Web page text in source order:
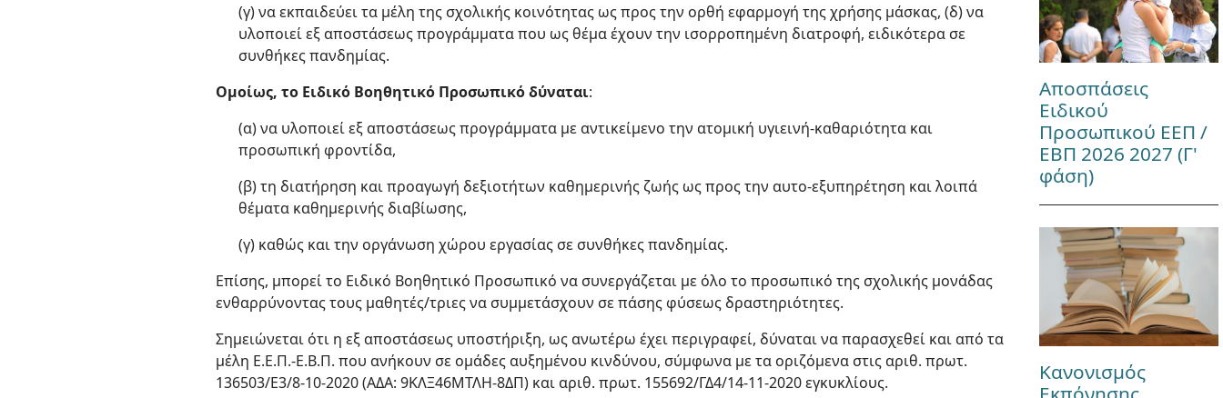
(γ) να εκπαιδεύει τα μέλη της σχολικής κοινότητας ως προς την ορθή εφαρμογή της χρήσης μάσκας, (δ) να
υλοποιεί εξ αποστάσεως προγράμματα που ως θέμα έχουν την ισορροπημένη διατροφή, ειδικότερα σε
συνθήκες πανδημίας.
Ομοίως, το Ειδικό Βοηθητικό Προσωπικό δύναται:
(α) να υλοποιεί εξ αποστάσεως προγράμματα με αντικείμενο την ατομική υγιεινή-καθαριότητα και
προσωπική φροντίδα,
(β) τη διατήρηση και προαγωγή δεξιοτήτων καθημερινής ζωής ως προς την αυτο-εξυπηρέτηση και λοιπά
θέματα καθημερινής διαβίωσης,
(γ) καθώς και την οργάνωση χώρου εργασίας σε συνθήκες πανδημίας.
Επίσης, μπορεί το Ειδικό Βοηθητικό Προσωπικό να συνεργάζεται με όλο το προσωπικό της σχολικής μονάδας
ενθαρρύνοντας τους μαθητές/τριες να συμμετάσχουν σε πάσης φύσεως δραστηριότητες.
Σημειώνεται ότι η εξ αποστάσεως υποστήριξη, ως ανωτέρω έχει περιγραφεί, δύναται να παρασχεθεί και από τα
μέλη Ε.Ε.Π.-Ε.Β.Π. που ανήκουν σε ομάδες αυξημένου κινδύνου, σύμφωνα με τα οριζόμενα στις αριθ. πρωτ.
136503/Ε3/8-10-2020 (ΑΔΑ: 9ΚΛΞ46ΜΤΛΗ-8ΔΠ) και αριθ. πρωτ. 155692/ΓΔ4/14-11-2020 εγκυκλίους.
Αποσπάσεις
Ειδικού
Προσωπικού ΕΕΠ /
ΕΒΠ 2026 2027 (Γ'
φάση)
Κανονισμός